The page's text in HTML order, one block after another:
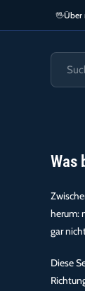
🖖Über
Was
herum:
gar
Diese